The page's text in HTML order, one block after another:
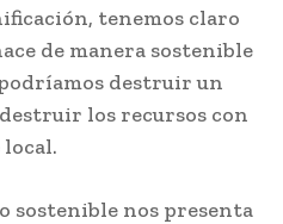
tenemos claro
de manera sostenible
destruir un
los recursos con
sostenible nos presenta